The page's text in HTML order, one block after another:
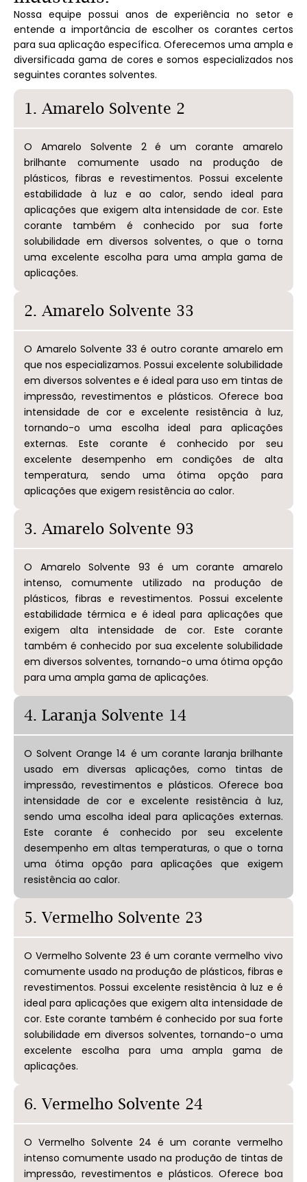
Nossa equipe possui anos de experiência no setor e
entende a importância de escolher os corantes certos
para sua aplicação específica. Oferecemos uma ampla e
diversificada gama de cores e somos especializados nos
seguintes corantes solventes.
1. Amarelo Solvente 2
O Amarelo Solvente 2 é um corante amarelo
brilhante comumente usado na produção de
plásticos, fibras e revestimentos. Possui excelente
estabilidade à luz e ao calor, sendo ideal para
aplicações que exigem alta intensidade de cor. Este
corante também é conhecido por sua forte
solubilidade em diversos solventes, o que o torna
uma excelente escolha para uma ampla gama de
aplicações.
2. Amarelo Solvente 33
O Amarelo Solvente 33 é outro corante amarelo em
que nos especializamos. Possui excelente solubilidade
em diversos solventes e é ideal para uso em tintas de
impressão, revestimentos e plásticos. Oferece boa
intensidade de cor e excelente resistência à luz,
tornando-o uma escolha ideal para aplicações
externas. Este corante é conhecido por seu
excelente desempenho em condições de alta
temperatura, sendo uma ótima opção para
aplicações que exigem resistência ao calor.
3. Amarelo Solvente 93
O Amarelo Solvente 93 é um corante amarelo
intenso, comumente utilizado na produção de
plásticos, fibras e revestimentos. Possui excelente
estabilidade térmica e é ideal para aplicações que
exigem alta intensidade de cor. Este corante
também é conhecido por sua excelente solubilidade
em diversos solventes, tornando-o uma ótima opção
para uma ampla gama de aplicações.
4. Laranja Solvente 14
O Solvent Orange 14 é um corante laranja brilhante
usado em diversas aplicações, como tintas de
impressão, revestimentos e plásticos. Oferece boa
intensidade de cor e excelente resistência à luz,
sendo uma escolha ideal para aplicações externas.
Este corante é conhecido por seu excelente
desempenho em altas temperaturas, o que o torna
uma ótima opção para aplicações que exigem
resistência ao calor.
5. Vermelho Solvente 23
O Vermelho Solvente 23 é um corante vermelho vivo
comumente usado na produção de plásticos, fibras e
revestimentos. Possui excelente resistência à luz e é
ideal para aplicações que exigem alta intensidade de
cor. Este corante também é conhecido por sua forte
solubilidade em diversos solventes, tornando-o uma
excelente escolha para uma ampla gama de
aplicações.
6. Vermelho Solvente 24
O Vermelho Solvente 24 é um corante vermelho
intenso comumente usado na produção de tintas de
impressão, revestimentos e plásticos. Oferece boa